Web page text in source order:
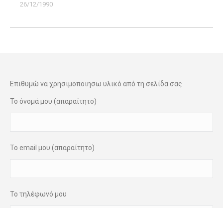
26/12/1990
Επιθυμώ να χρησιμοποιησω υλικό από τη σελίδα σας
Το όνομά μου (απαραίτητο)
Το email μου (απαραίτητο)
Το τηλέφωνό μου